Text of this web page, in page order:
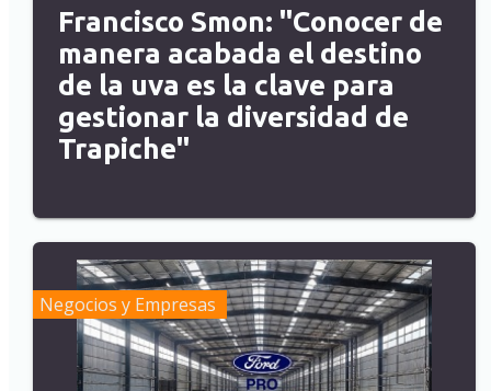
Francisco Smon: "Conocer de
manera acabada el destino
de la uva es la clave para
gestionar la diversidad de
Trapiche"
Negocios y Empresas